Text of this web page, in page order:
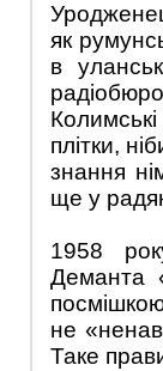
як
в
плітки,
знання
ще у
1958
Деманта
не
Таке